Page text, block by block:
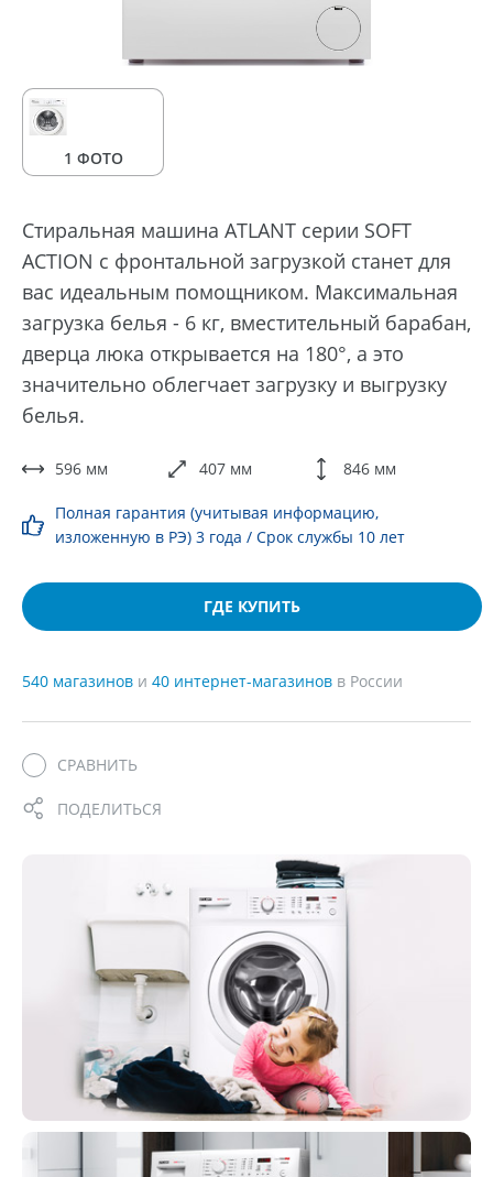
1 ФОТО
Стиральная машина ATLANT серии SOFT
ACTION с фронтальной загрузкой станет для
вас идеальным помощником. Максимальная
загрузка белья - 6 кг, вместительный барабан,
дверца люка открывается на 180°, а это
значительно облегчает загрузку и выгрузку
белья.
596 мм 407 мм 846 мм
Полная гарантия (учитывая информацию,
изложенную в РЭ) 3 года / Срок службы 10 лет
ГДЕ КУПИТЬ
540 магазинов и 40 интернет-магазинов в России
СРАВНИТЬ
ПОДЕЛИТЬСЯ